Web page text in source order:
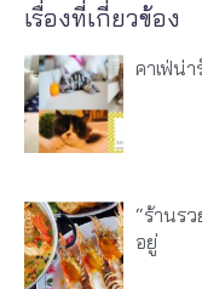
เรื่องที่เกี่ยวข้อง
คาเฟ่น่
“ร้านร
อยู่